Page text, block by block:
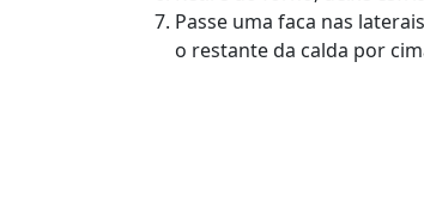
Passe uma faca nas
o restante da calda por